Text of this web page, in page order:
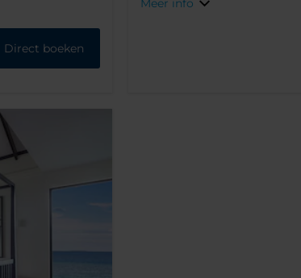
Direct boeken